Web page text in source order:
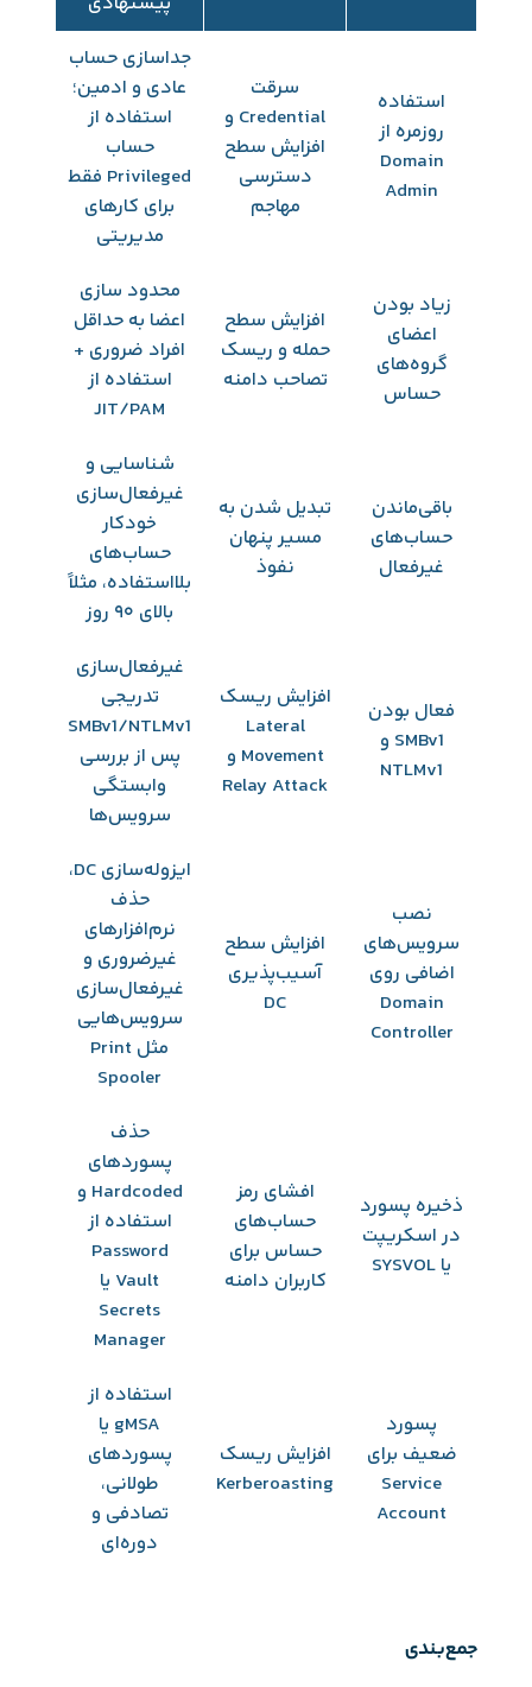
استفاده
روزمره از
Domain
Admin
سرقت
Credential و
افزایش سطح
دسترسی
مهاجم
جداسازی حساب
عادی و ادمین؛
استفاده از
حساب
Privileged فقط
برای کارهای
مدیریتی
زیاد بودن
اعضای
گروه‌های
حساس
افزایش سطح
حمله و ریسک
تصاحب دامنه
محدود سازی
اعضا به حداقل
افراد ضروری +
استفاده از
JIT/PAM
باقی‌ماندن
حساب‌های
غیرفعال
تبدیل شدن به
مسیر پنهان
نفوذ
شناسایی و
غیرفعال‌سازی
خودکار
حساب‌های
بلااستفاده، مثلاً
بالای ۹۰ روز
فعال بودن
SMBv1 و
NTLMv1
افزایش ریسک
Lateral
Movement و
Relay Attack
غیرفعال‌سازی
تدریجی
SMBv1/NTLMv1
پس از بررسی
وابستگی
سرویس‌ها
نصب
سرویس‌های
اضافی روی
Domain
Controller
افزایش سطح
آسیب‌پذیری
DC
ایزوله‌سازی DC،
حذف
نرم‌افزارهای
غیرضروری و
غیرفعال‌سازی
سرویس‌هایی
مثل Print
Spooler
ذخیره پسورد
در اسکریپت
یا SYSVOL
افشای رمز
حساب‌های
حساس برای
کاربران دامنه
حذف
پسوردهای
Hardcoded و
استفاده از
Password
Vault یا
Secrets
Manager
پسورد
ضعیف برای
Service
Account
افزایش ریسک
Kerberoasting
استفاده از
gMSA یا
پسوردهای
طولانی،
تصادفی و
دوره‌ای
جمع‌بندی